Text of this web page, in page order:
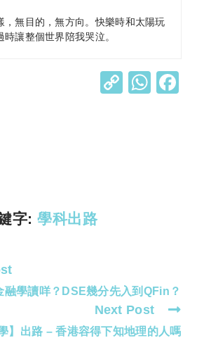
，無目的，無方向。快樂時和太陽玩
時讓整個世界陪我哭泣。
C W
字:學科出路
融學讀咩？DSE幾分先入到QFin？
Next Post
】出路 – 香港容得下知地理的人嗎